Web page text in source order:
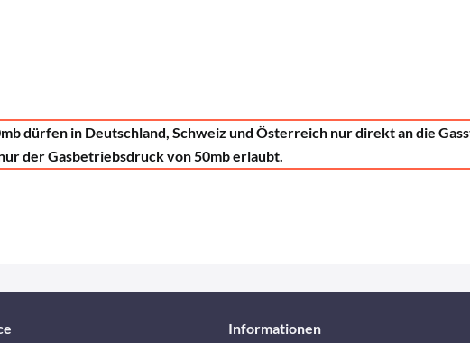
dürfen in Deutschland, Schweiz und Österreich nur direkt an die
der Gasbetriebsdruck von 50mb erlaubt.
Informationen